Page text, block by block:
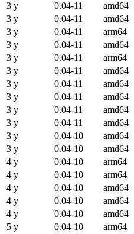
3 y
0.04-11 amd64
3 y
0.04-11 amd64
3 y
0.04-11 arm64
3 y
0.04-11 amd64
3 y
0.04-11 arm64
3 y
0.04-11 amd64
3 y
0.04-11 amd64
3 y
0.04-11 amd64
3 y
0.04-11 amd64
3 y
0.04-11 amd64
3 y
0.04-10 amd64
3 y
0.04-10 amd64
4 y
0.04-10 arm64
4 y
0.04-10 arm64
4 y
0.04-10 amd64
4 y
0.04-10 amd64
4 y
0.04-10 amd64
5 y
0.04-10 arm64